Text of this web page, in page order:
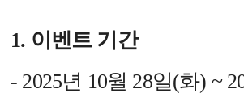
1. 이벤트 기간
- 2025년 10월 28일(화) ~